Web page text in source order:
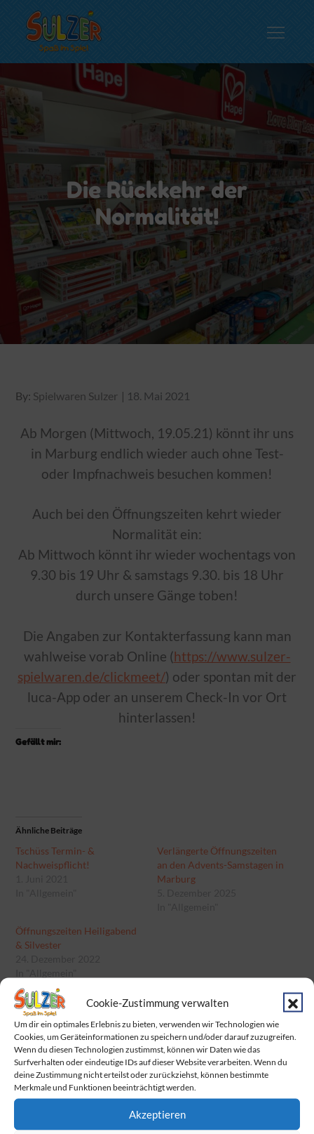
Cookie-Zustimmung verwalten
Um dir ein optimales Erlebnis zu bieten, verwenden wir Technologien wie
Cookies, um Geräteinformationen zu speichern und/oder darauf zuzugreifen.
Wenn du diesen Technologien zustimmst, können wir Daten wie das
Surfverhalten oder eindeutige IDs auf dieser Website verarbeiten. Wenn du
deine Zustimmung nicht erteilst oder zurückziehst, können bestimmte
Merkmale und Funktionen beeinträchtigt werden.
Akzeptieren
Spielwaren Sulzer
Die Rückkehr der
Normalität!
By: Spielwaren Sulzer
Posted
18. Mai 2021
Ab Morgen (Mittwoch, 19.05.21) könnt ihr uns
in Marburg endlich wieder auch ohne Test-
oder Impfnachweis besuchen kommen!
Auch bei den Öffnungszeiten kehrt wieder
Normalität ein:
Ab Mittwoch könnt ihr wieder wochentags von
9.30 bis 19 Uhr & samstags 9.30. bis 18 Uhr
durch unsere Gänge toben!
Die Angaben zur Kontakterfassung kann man
wahlweise vorab Online (https://www.sulzer-
spielwaren.de/clickmeet/) oder spontan mit der
luca-App oder an unserem Check-In vor Ort
hinterlassen!
Gefällt mir:
Ähnliche Beiträge
Tschüss Termin- &
Nachweispflicht!
Verlängerte Öffnungszeiten
an den Advents-Samstagen in
Marburg
Öffnungszeiten Heiligabend
& Silvester
Categories:
Allgemein
Categories:Allgemein
Beitragsnavigation
Ab Samstag (08.05.): Rückkehr zum Click & Meet
in Marburg